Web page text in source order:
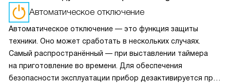
Автоматическое отключение
Автоматическое отключение — это функция защиты
техники. Оно может сработать в нескольких случаях.
Самый распространённый — при выставлении таймера
на приготовление во времени. Для обеспечения
безопасности эксплуатации прибор дезактивируется при